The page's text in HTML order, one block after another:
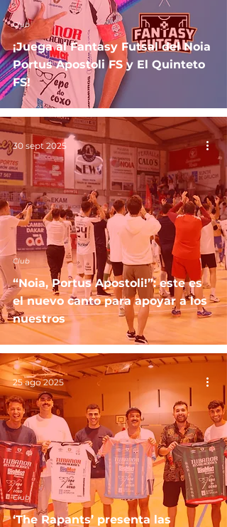
¡Juega al Fantasy Futsal del Noia
Portus Apostoli FS y El Quinteto
FS!
Club
“Noia, Portus Apostoli!”: este es
el nuevo canto para apoyar a los
nuestros
Club
30 sept 2025
‘The Rapants’ presenta las
Club
25 ago 2025